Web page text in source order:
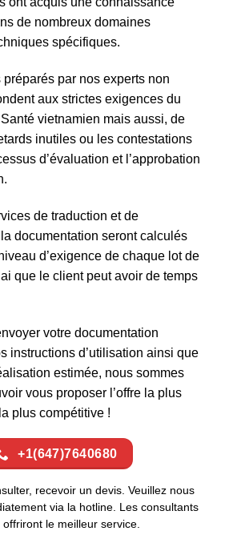
de nombreux domaines
spécifiques.
préparés par nos experts non
aux strictes exigences du
vietnamien mais aussi, de
inutiles ou les contestations
d’évaluation et l’approbation
de traduction et de
documentation seront calculés
d’exigence de chaque lot de
que le client peut avoir de temps
votre documentation
instructions d’utilisation ainsi que
estimée, nous sommes
vous proposer l’offre la plus
plus compétitive !
+1(647)7640680
recevoir un devis. Veuillez nous
via la hotline. Les consultants
offriront le meilleur service.